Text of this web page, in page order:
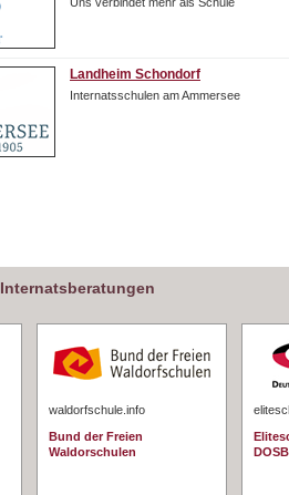
Landheim Schondorf
Internatsschulen am Ammersee
waldorfschule.info
Bund der Freien
Waldorschulen
DOSB